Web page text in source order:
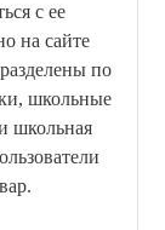
с ее
на сайте
по
школьные
школьная